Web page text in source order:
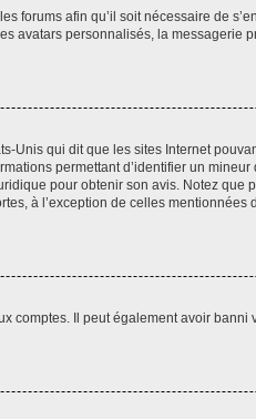
forums afin qu’il soit nécessaire de
personnalisés, la messagerie
Unis qui dit que les sites Internet
permettant d’identifier un
pour obtenir son avis. Notez
à l’exception de celles
comptes. Il peut également avoir